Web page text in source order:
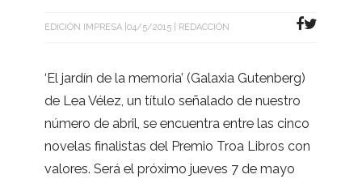
EDICIÓN IMPRESA 04/5/2015 REDACCIÓN
‘El jar­dín de la memo­ria’ (Gala­xia Guten­berg)
de Lea Vélez, un título seña­lado de nues­tro
número de abril, se encuen­tra entre las cinco
nove­las fina­lis­tas del Pre­mio Troa Libros con
valo­res. Será el pró­ximo jue­ves 7 de mayo